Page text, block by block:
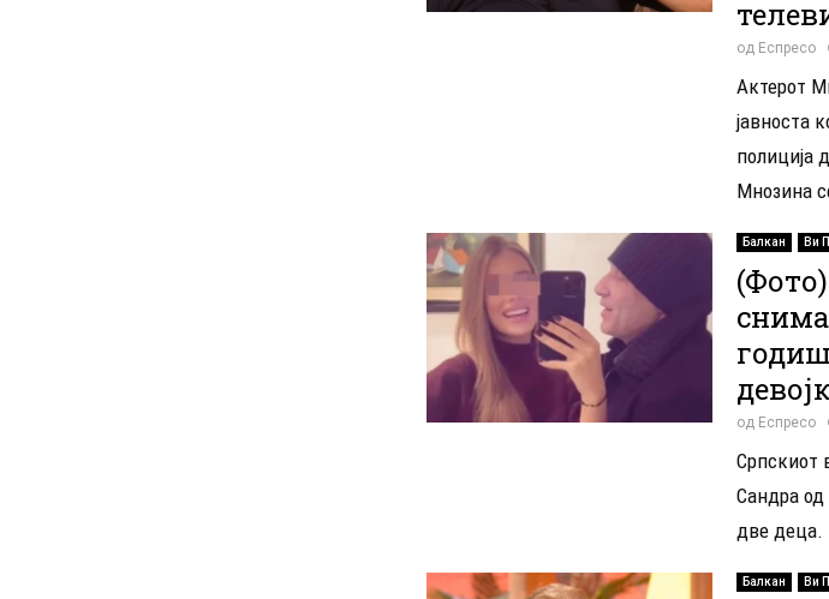
од Еспресо
Актерот
јавноста
полиција
Мнозина
Балкан Ви
од Еспресо
Српскиот
Сандра од
две деца.
Балкан Ви